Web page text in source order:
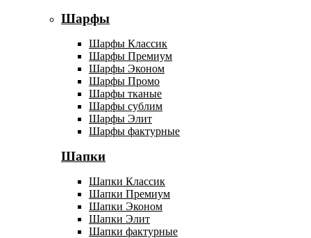
Шарфы
Шарфы Классик
Шарфы Премиум
Шарфы Эконом
Шарфы Промо
Шарфы тканые
Шарфы сублим
Шарфы Элит
Шарфы фактурные
Шапки
Шапки Классик
Шапки Премиум
Шапки Эконом
Шапки Элит
Шапки фактурные